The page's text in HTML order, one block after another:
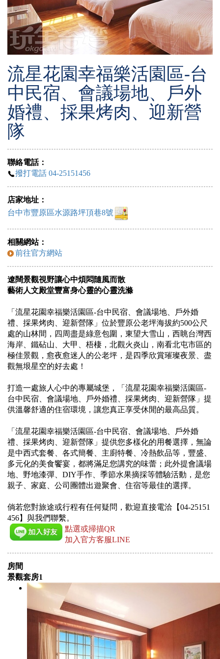
流星花園幸福樂活園區-台
中民宿、會議場地、戶外
婚禮、採果烤肉、迎新營
隊
聯絡電話：
撥打電話 04-25151456
店家地址：
台中市豐原區水源路坪頂巷8號
相關網站：
前往官方網站
遼闊景觀視野讓心中煩悶隨風而散
藝術人文殿堂豐富身心靈的心靈洗滌
「流星花園幸福樂活園區-台中民宿、會議場地、戶外婚
禮、採果烤肉、迎新營隊」位於豐原公老坪海拔約500公尺
處的山林間，四周盡是綠意包圍，東望大雪山，西眺台灣西
海岸、鐵砧山、大甲、梧棲，北觀火炎山，南看北屯市區的
極佳景觀，愈夜愈迷人的公老坪，是四季欣賞璀璨夜景、盡
觀無垠星空的好去處！
打造一處旅人心中的專屬城堡，「流星花園幸福樂活園區-
台中民宿、會議場地、戶外婚禮、採果烤肉、迎新營隊」提
供溫馨舒適的住宿環境，讓您真正享受休閒的最高品質。
「流星花園幸福樂活園區-台中民宿、會議場地、戶外婚
禮、採果烤肉、迎新營隊」提供您多樣化的用餐選擇，無論
是中西式套餐、各式簡餐、主廚特餐、冷熱飲品等，豐盛、
多元化的美食饗宴，都將滿足您講究的味蕾；此外提會議場
地、野地漆彈、DIY手作、季節水果摘採等體驗活動，是您
親子、家庭、公司團體出遊聚會、住宿等最佳的選擇。
倘若您對旅途或行程有任何疑問，歡迎直接電洽【04-25151
456】與我們聯繫。
點選或掃描QR
加入官方客服LINE
房間
景觀套房1